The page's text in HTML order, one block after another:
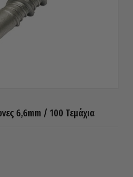
6,6mm / 100 Τεμάχια